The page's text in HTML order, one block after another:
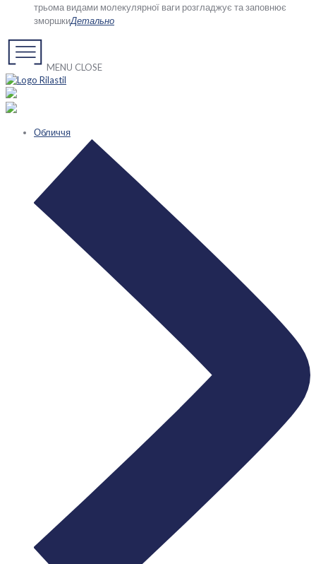
трьома видами молекулярної ваги розгладжує та заповнює
зморшкиДетально
MENU CLOSE
Обличчя